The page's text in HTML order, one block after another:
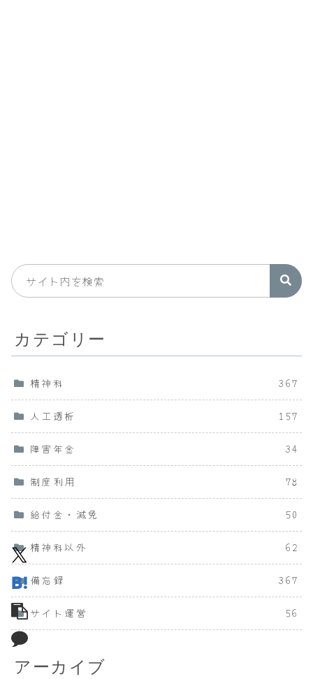
カテゴリー
精神科 367
人工透析 157
障害年金 34
制度利用 78
給付金・減免 50
精神科以外 62
備忘録 367
サイト運営 56
アーカイブ